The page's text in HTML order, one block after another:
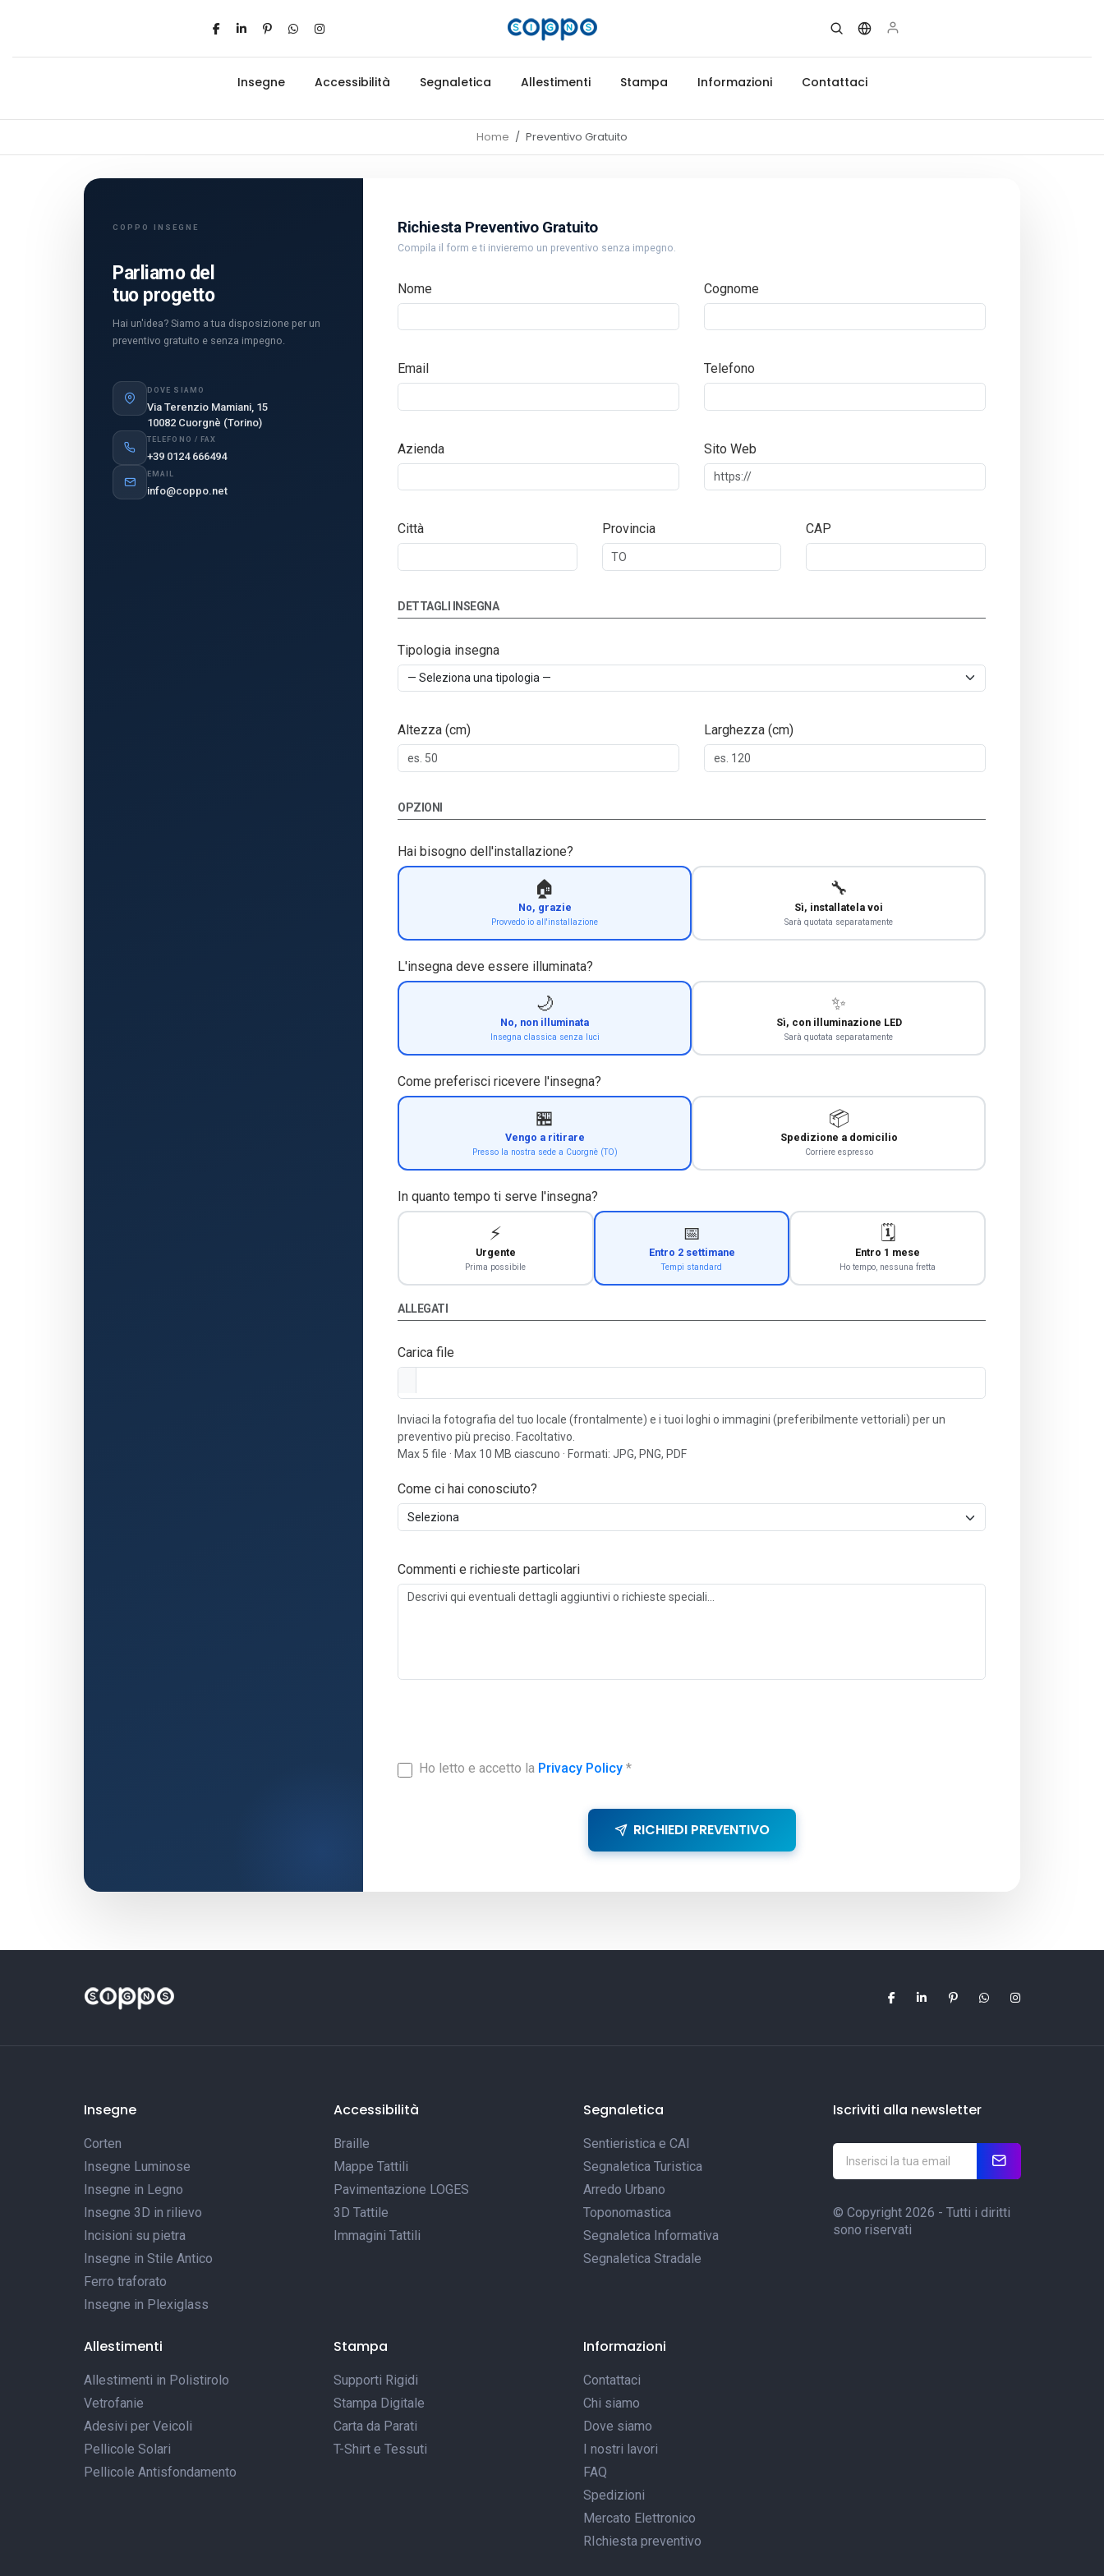
Insegne Accessibilità Segnaletica Allestimenti Stampa Informazioni Contattaci
Home Preventivo Gratuito
COPPO INSEGNE
Parliamo del
tuo progetto
Hai un'idea? Siamo a tua disposizione per un
preventivo gratuito e senza impegno.
DOVE SIAMO
Via Terenzio Mamiani, 15
10082 Cuorgnè (Torino)
TELEFONO / FAX
+39 0124 666494
EMAIL
info@coppo.net
Richiesta Preventivo Gratuito
Compila il form e ti invieremo un preventivo senza impegno.
Nome Cognome
Email Telefono
Azienda Sito Web
Città Provincia CAP
DETTAGLI INSEGNA
Tipologia insegna
Altezza (cm) Larghezza (cm)
OPZIONI
Hai bisogno dell'installazione?
🏠
No, grazie
Provvedo io all'installazione
🔧
Sì, installatela voi
Sarà quotata separatamente
L'insegna deve essere illuminata?
🌙
No, non illuminata
Insegna classica senza luci
✨
Sì, con illuminazione LED
Sarà quotata separatamente
Come preferisci ricevere l'insegna?
🏪
Vengo a ritirare
Presso la nostra sede a Cuorgnè (TO)
📦
Spedizione a domicilio
Corriere espresso
In quanto tempo ti serve l'insegna?
⚡
Urgente
Prima possibile
📅
Entro 2 settimane
Tempi standard
🗓️
Entro 1 mese
Ho tempo, nessuna fretta
ALLEGATI
Carica file
Inviaci la fotografia del tuo locale (frontalmente) e i tuoi loghi o immagini (preferibilmente vettoriali) per un
preventivo più preciso. Facoltativo.
Max 5 file · Max 10 MB ciascuno · Formati: JPG, PNG, PDF
Come ci hai conosciuto?
Commenti e richieste particolari
Ho letto e accetto la Privacy Policy *
RICHIEDI PREVENTIVO
Insegne
Corten
Insegne Luminose
Insegne in Legno
Insegne 3D in rilievo
Incisioni su pietra
Insegne in Stile Antico
Ferro traforato
Insegne in Plexiglass
Accessibilità
Braille
Mappe Tattili
Pavimentazione LOGES
3D Tattile
Immagini Tattili
Segnaletica
Sentieristica e CAI
Segnaletica Turistica
Arredo Urbano
Toponomastica
Segnaletica Informativa
Segnaletica Stradale
Allestimenti
Allestimenti in Polistirolo
Vetrofanie
Adesivi per Veicoli
Pellicole Solari
Pellicole Antisfondamento
Stampa
Supporti Rigidi
Stampa Digitale
Carta da Parati
T-Shirt e Tessuti
Informazioni
Contattaci
Chi siamo
Dove siamo
I nostri lavori
FAQ
Spedizioni
Mercato Elettronico
RIchiesta preventivo
Iscriviti alla newsletter
© Copyright 2026 - Tutti i diritti
sono riservati